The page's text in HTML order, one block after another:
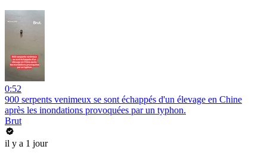
0:52
900 serpents venimeux se sont échappés d'un élevage en Chine
après les inondations provoquées par un typhon.
Brut
il y a 1 jour